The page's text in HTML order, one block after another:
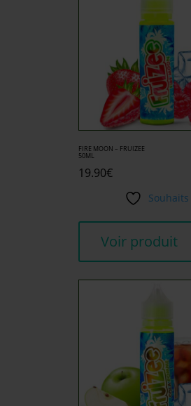
FIRE MOON – FRUIZEE
50ML
19.90€
Souhaits
Voir produit